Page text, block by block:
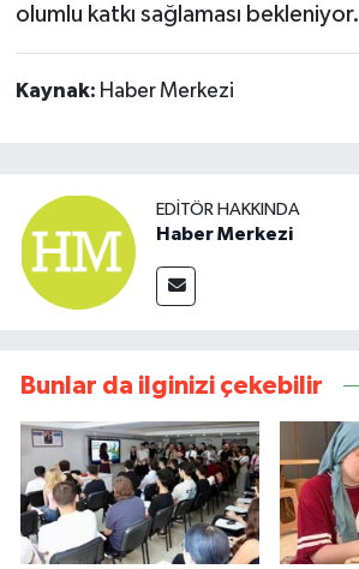
olumlu katkı sağlaması bekleniyor.
Kaynak: Haber Merkezi
EDITÖR HAKKINDA
Haber Merkezi
Bunlar da ilginizi çekebilir